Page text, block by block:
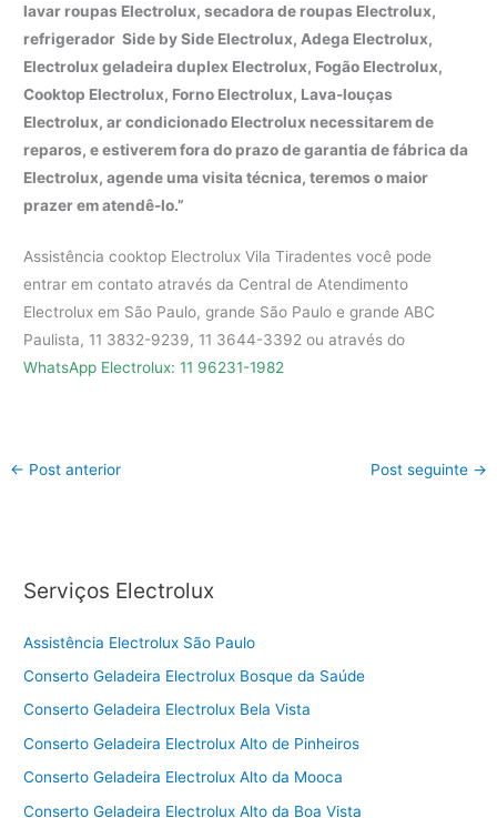
lavar roupas Electrolux, secadora de roupas Electrolux,
refrigerador Side by Side Electrolux, Adega Electrolux,
Electrolux geladeira duplex Electrolux, Fogão Electrolux,
Cooktop Electrolux, Forno Electrolux, Lava-louças
Electrolux, ar condicionado Electrolux necessitarem de
reparos, e estiverem fora do prazo de garantia de fábrica da
Electrolux, agende uma visita técnica, teremos o maior
prazer em atendê-lo.”
Assistência cooktop Electrolux Vila Tiradentes você pode
entrar em contato através da Central de Atendimento
Electrolux em São Paulo, grande São Paulo e grande ABC
Paulista, 11 3832-9239, 11 3644-3392 ou através do
WhatsApp Electrolux: 11 96231-1982
← Post anterior Post seguinte →
Serviços Electrolux
Assistência Electrolux São Paulo
Conserto Geladeira Electrolux Bosque da Saúde
Conserto Geladeira Electrolux Bela Vista
Conserto Geladeira Electrolux Alto de Pinheiros
Conserto Geladeira Electrolux Alto da Mooca
Conserto Geladeira Electrolux Alto da Boa Vista